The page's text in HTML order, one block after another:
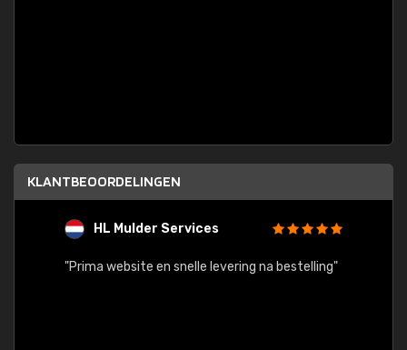
KLANTBEOORDELINGEN
HL Mulder Services
"Prima website en snelle levering na bestelling"